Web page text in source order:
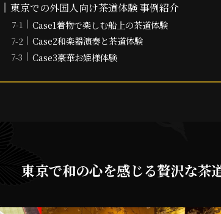
東京での外国人向け茶道体験 事例紹介
Case1着物で楽しむ船上の茶道体験
Case2和楽器演奏と茶道体験
Case3豪華お姫様体験
東京で和の心を感じる贅沢な茶